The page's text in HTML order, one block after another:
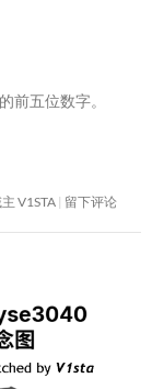
前五位数字。
V1STA 留下评论